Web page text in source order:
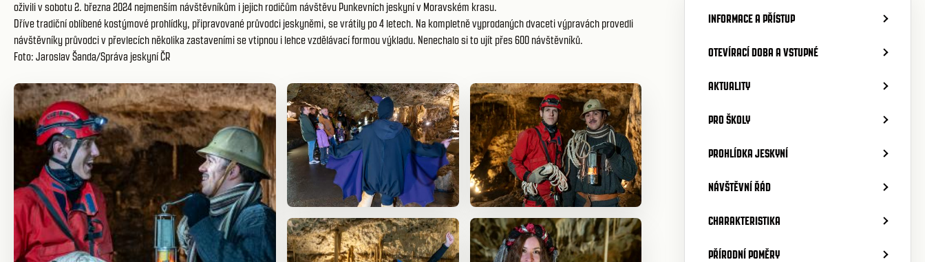
oživili v sobotu 2. března 2024 nejmenším návštěvníkům i jejich rodičům návštěvu Punkevních jeskyní v Moravském krasu.
Dříve tradiční oblíbené kostýmové prohlídky, připravované průvodci jeskyněmi, se vrátily po 4 letech. Na kompletně vyprodaných dvaceti výpravách provedli
návštěvníky průvodci v převlecích několika zastaveními se vtipnou i lehce vzdělávací formou výkladu. Nenechalo si to ujít přes 600 návštěvníků.
Foto: Jaroslav Šanda/Správa jeskyní ČR
INFORMACE A PŘÍSTUP
OTEVÍRACÍ DOBA A VSTUPNÉ
AKTUALITY
PRO ŠKOLY
PROHLÍDKA JESKYNÍ
NÁVŠTĚVNÍ ŘÁD
CHARAKTERISTIKA
PŘÍRODNÍ POMĚRY